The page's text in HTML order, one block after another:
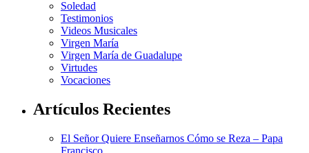
Soledad
Testimonios
Videos Musicales
Virgen María
Virgen María de Guadalupe
Virtudes
Vocaciones
Artículos Recientes
El Señor Quiere Enseñarnos Cómo se Reza – Papa
Francisco